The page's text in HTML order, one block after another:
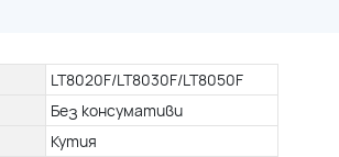
LT8020F/LT8030F/LT8050F
Без консумативи
Кутия